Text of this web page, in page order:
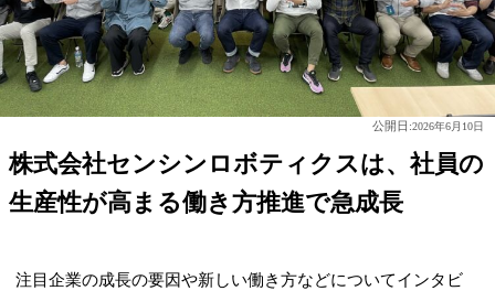
公開日:2026年6月10日
株式会社センシンロボティクスは、社員の
生産性が高まる働き方推進で急成長
注目企業の成長の要因や新しい働き方などについてインタビ